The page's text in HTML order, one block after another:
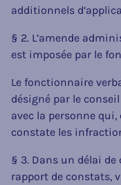
additionnels
§ 2. L’amende
est imposée par le
Le fonctionnaire
désigné par le
avec la personne
constate les
§ 3. Dans un délai
rapport de constats,